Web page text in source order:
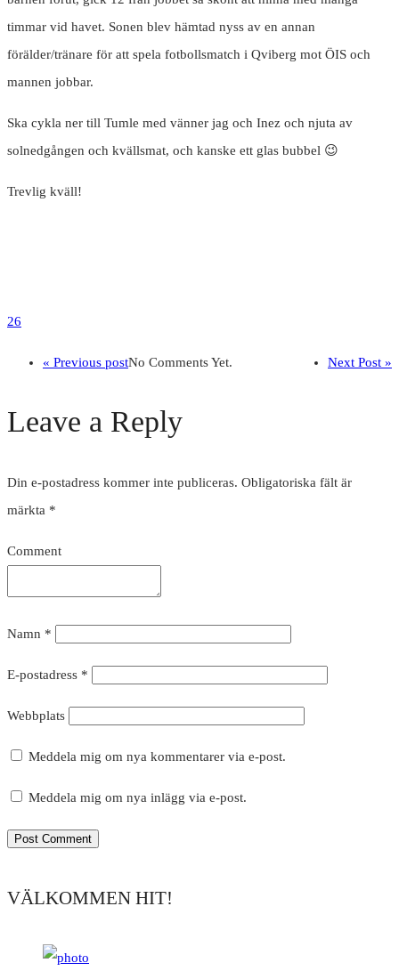
timmar vid havet. Sonen blev hämtad nyss av en annan
förälder/tränare för att spela fotbollsmatch i Qviberg mot ÖIS och
mannen jobbar.
Ska cykla ner till Tumle med vänner jag och Inez och njuta av
solnedgången och kvällsmat, och kanske ett glas bubbel 😉
Trevlig kväll!
26
« Previous post Next Post »
No Comments Yet.
Leave a Reply
Din e-postadress kommer inte publiceras. Obligatoriska fält är
märkta *
Comment
Namn *
E-postadress *
Webbplats
Meddela mig om nya kommentarer via e-post.
Meddela mig om nya inlägg via e-post.
VÄLKOMMEN HIT!